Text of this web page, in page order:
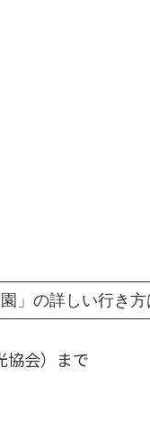
園」の詳しい行き
協会）まで